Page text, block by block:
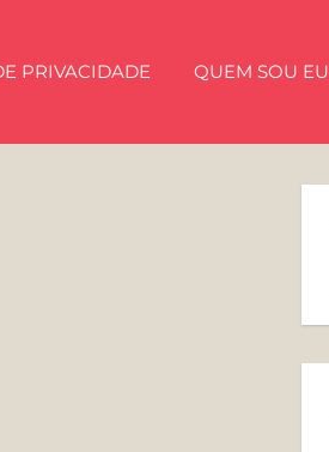
PRIVACIDADE QUEM SOU EU